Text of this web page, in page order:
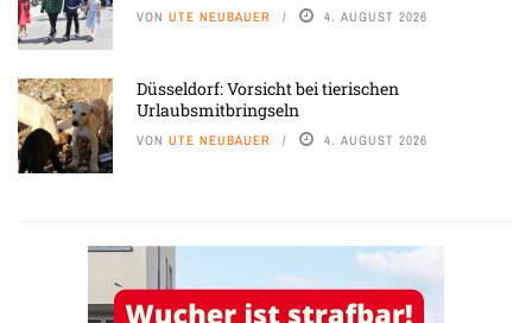
VON UTE NEUBAUER 4. AUGUST 2026
Düsseldorf: Vorsicht bei tierischen
Urlaubsmitbringseln
VON UTE NEUBAUER 4. AUGUST 2026